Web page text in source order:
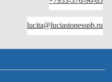
lucita@luciastonesspb.ru